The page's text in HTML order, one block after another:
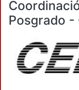
Posgrado -